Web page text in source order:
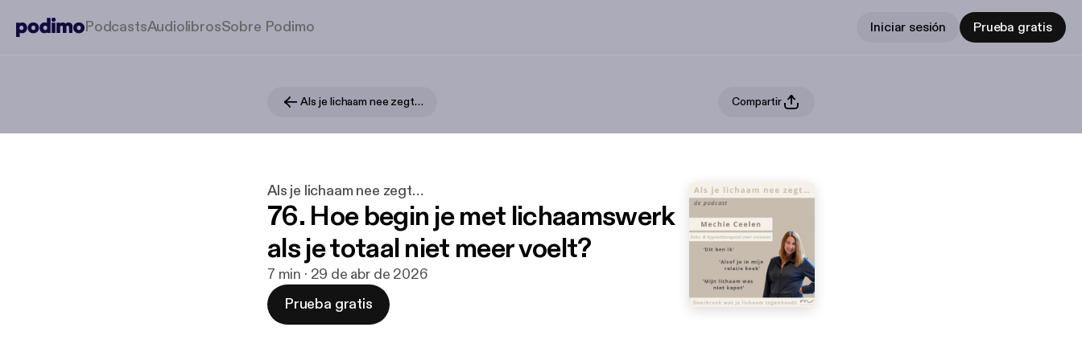
PodcastsAudiolibrosSobre Podimo Iniciar sesión Prueba gratis
Als je lichaam nee zegt… Compartir
Als je lichaam nee zegt…
76. Hoe begin je met lichaamswerk
als je totaal niet meer voelt?
7 min · 29 de abr de 2026
Prueba gratis